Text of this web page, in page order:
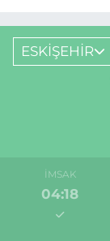
ESKİŞEHİR
İMSAK
04:18